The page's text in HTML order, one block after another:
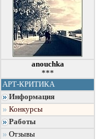
anouchka
***
АРТ-КРИТИКА
Информация
Конкурсы
Работы
Отзывы